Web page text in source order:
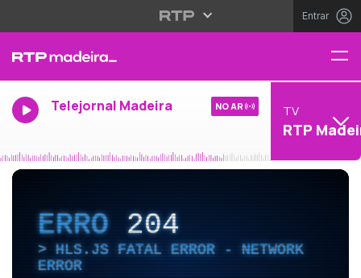
Entrar
Telejornal Madeira NO AR TV
RTP
ERRO204
HLS.JS FATAL ERROR - NETWORK
ERROR